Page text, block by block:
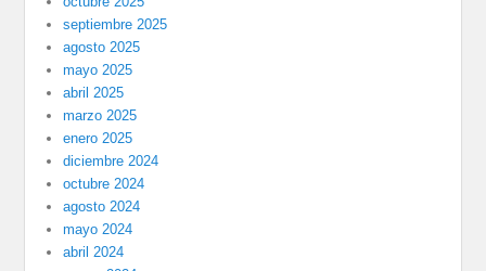
septiembre 2025
agosto 2025
mayo 2025
abril 2025
marzo 2025
enero 2025
diciembre 2024
octubre 2024
agosto 2024
mayo 2024
abril 2024